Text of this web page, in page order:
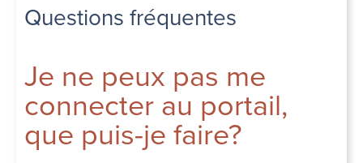
Questions fréquentes
Je ne peux pas me
connecter au portail,
que puis-je faire?